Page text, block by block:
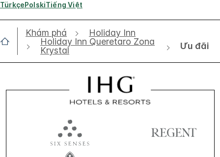
TürkçePolskiTiếng Việt
Khám phá
Holiday Inn
Holiday Inn Queretaro Zona
Krystal
Ưu đãi